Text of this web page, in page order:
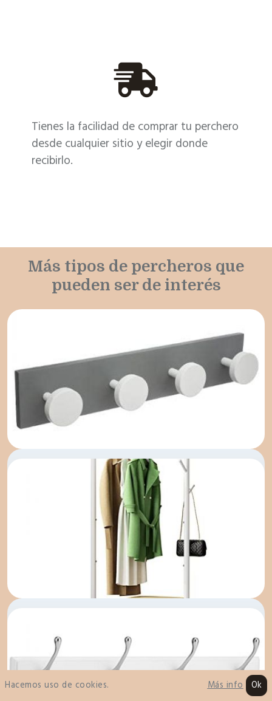
Tienes la facilidad de comprar tu perchero
desde cualquier sitio y elegir donde
recibirlo.
Más tipos de percheros que
pueden ser de interés
PERCHERO JUVENIL
PERCHERO CON CAJONES
Hacemos uso de cookies. Más info Ok